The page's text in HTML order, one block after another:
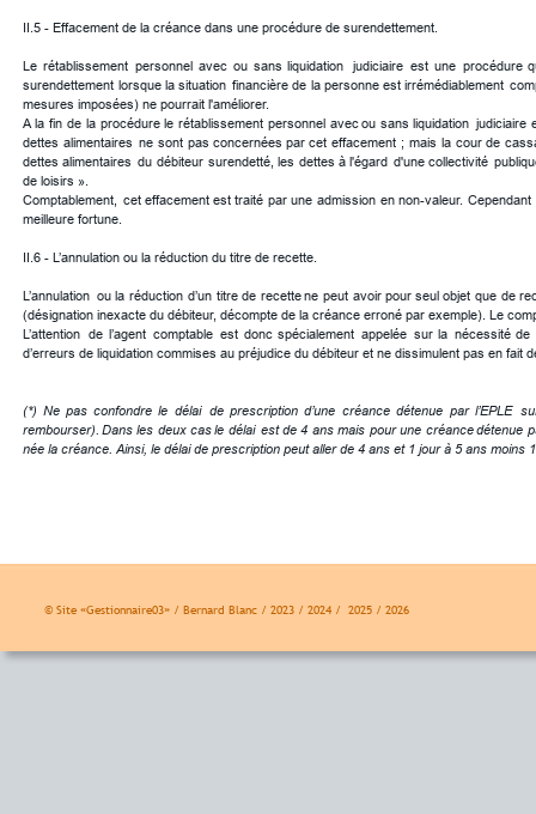
© Site «Gestionnaire03» / Bernard Blanc / 2023 / 2024 /  2025 / 2026
II.5 - Effacement de la créance dans une procédure de surendettement.
Le rétablissement personnel avec ou sans liquidation judiciaire est une procédure
surendettement lorsque la situation financière de la personne est irrémédiablement
mesures imposées) ne pourrait l'améliorer.
A la fin de la procédure le rétablissement personnel avecou sans liquidation judiciaire
dettes alimentaires ne sont pas concernées par cet effacement ; mais la cour de
dettes alimentaires du débiteur surendetté, les dettes à l'égard d'une collectivité
de loisirs ».
Comptablement, cet effacement est traité par une admission en non-valeur. Cependant
meilleure fortune.
II.6 - L’annulation ou la réduction du titre de recette.
L’annulation ou la réduction d’un titre de recette ne peut avoir pour seul objet que de
(désignation inexacte du débiteur, décompte de la créance erroné par exemple). Le
L’attention de l’agent comptable est donc spécialement appelée sur la nécessité de
d’erreurs de liquidation commises au préjudice du débiteur et ne dissimulent pas en fait
(*) Ne pas confondre le délai de prescription d’une créance détenue par l’EPLE
rembourser). Dans les deux casle délai est de 4 ans mais pour une créancedétenue
née la créance. Ainsi, le délai de prescription peut aller de 4 ans et 1 jour à 5 ans moins